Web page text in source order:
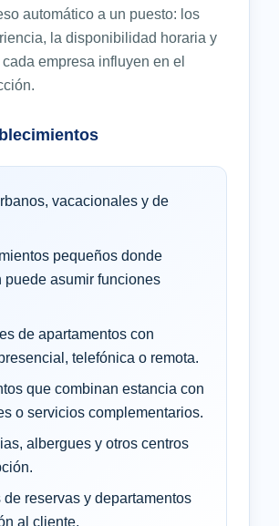
automático a un puesto: los
la disponibilidad horaria y
empresa influyen en el
vacacionales y de
pequeños donde
puede asumir funciones
de apartamentos con
telefónica o remota.
que combinan estancia con
o servicios complementarios.
albergues y otros centros
reservas y departamentos
al cliente.